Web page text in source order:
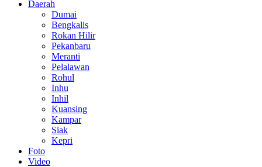
Daerah
Dumai
Bengkalis
Rokan Hilir
Pekanbaru
Meranti
Pelalawan
Rohul
Inhu
Inhil
Kuansing
Kampar
Siak
Kepri
Foto
Video